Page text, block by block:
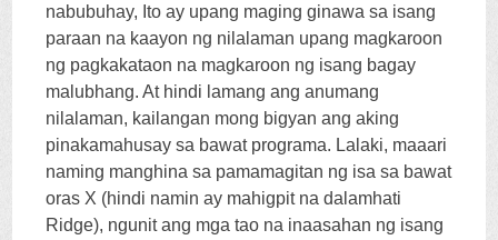
nabubuhay, Ito ay upang maging ginawa sa isang
paraan na kaayon ng nilalaman upang magkaroon
ng pagkakataon na magkaroon ng isang bagay
malubhang. At hindi lamang ang anumang
nilalaman, kailangan mong bigyan ang aking
pinakamahusay sa bawat programa. Lalaki, maaari
naming manghina sa pamamagitan ng isa sa bawat
oras X (hindi namin ay mahigpit na dalamhati
Ridge), ngunit ang mga tao na inaasahan ng isang